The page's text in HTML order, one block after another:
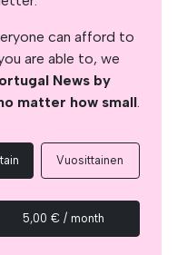
can afford to
are able to, we
News by
matter how small.
Vuosittainen
5,00 € / month